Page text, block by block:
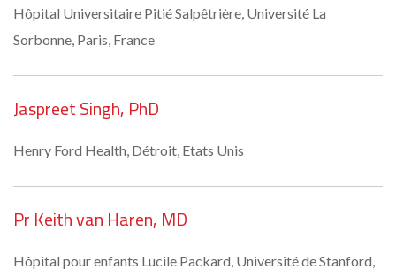
Hôpital Universitaire Pitié Salpêtrière, Université La
Sorbonne, Paris, France
Jaspreet Singh, PhD
Henry Ford Health, Détroit, Etats Unis
Pr Keith van Haren, MD
Hôpital pour enfants Lucile Packard, Université de Stanford,